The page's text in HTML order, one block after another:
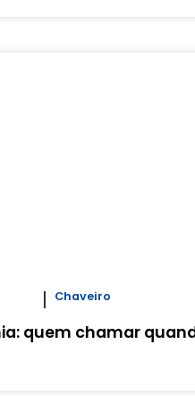
Chaveiro
quem chamar